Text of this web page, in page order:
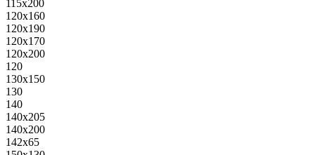
115х200
120х160
120х190
120х170
120х200
120
130х150
130
140
140х205
140х200
142х65